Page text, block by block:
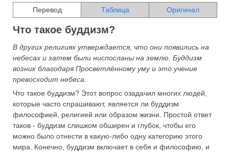
Перевод Таблица Оригинал
Что такое буддизм?
В других религиях утверждается, что они появились на
небесах и затем были ниспосланы на землю. Буддизм
возник благодаря Просветлённому уму и это учение
превосходит небеса.
Что такое буддизм? Этот вопрос озадачил многих людей,
которые часто спрашивают, является ли буддизм
философией, религией или образом жизни. Простой ответ
таков - буддизм слишком обширен и глубок, чтобы его
можно было отнести в какую-либо одну категорию этого
мира. Конечно, буддизм включает в себя и философию, и